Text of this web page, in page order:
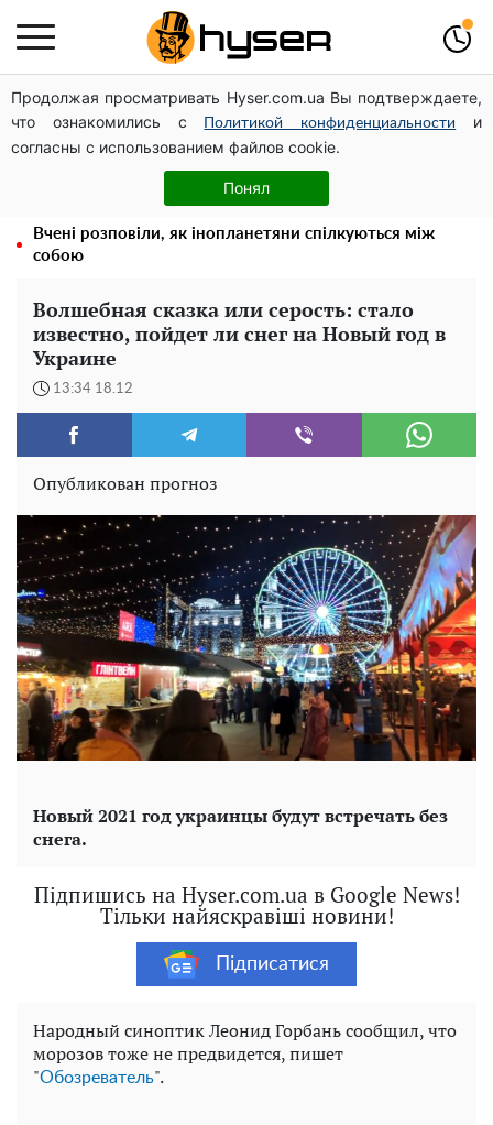
Продолжая просматривать Hyser.com.ua Вы подтверждаете,
что ознакомились с
Политикой конфиденциальности
и
согласны с использованием файлов cookie.
Понял
Новий притулок для осколків ОПЗЖ: як "Партія миру"
Новинського знову з'явилася в інформаційному полі
"Спочатку сцена, потім пелюшки": 40-річна Ольга
Цибульська зізналася, що мріє про доньку і боїться
Вчені розповіли, як інопланетяни спілкуються між
собою
Волшебная сказка или серость: стало
известно, пойдет ли снег на Новый год в
Украине
13:34 18.12
Опубликован прогноз
Новый 2021 год украинцы будут встречать без
снега.
Підпишись на Hyser.com.ua в Google News!
Тільки найяскравіші новини!
Підписатися
Народный синоптик Леонид Горбань сообщил, что
морозов тоже не предвидется, пишет
"Обозреватель".